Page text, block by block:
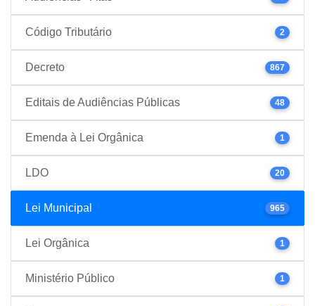
Código Tributário 2
Decreto 867
Editais de Audiências Públicas 48
Emenda à Lei Orgânica 1
LDO 20
Lei Municipal 965
Lei Orgânica 1
Ministério Público 1